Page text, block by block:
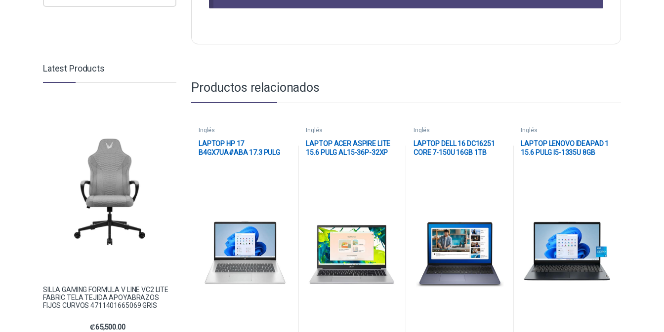
Productos relacionados
Inglés
LAPTOP HP 17
B4GX7UA#ABA 17.3 PULG
Inglés
LAPTOP ACER ASPIRE LITE
15.6 PULG AL15-36P-32XP
Inglés
LAPTOP DELL 16 DC16251
CORE 7-150U 16GB 1TB
Inglés
LAPTOP LENOVO IDEAPAD 1
15.6 PULG I5-1335U 8GB
Latest Products
SILLA GAMING FORMULA V LINE VC2 LITE
FABRIC TELA TEJIDA APOYABRAZOS
FIJOS CURVOS 4711401665069 GRIS
₡65,500.00